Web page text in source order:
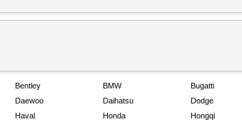
Bentley BMW Bugatti
Daewoo Daihatsu Dodge
Haval Honda Hongqi